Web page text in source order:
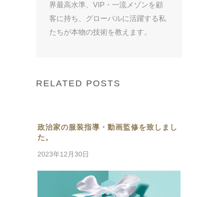
界最高水準、VIP・一流メゾンを顧
客に持ち、グローバルに活躍する私
たちが本物の技術を教えます。
RELATED POSTS
政治家の服装指導・動画監修を致しまし
た。
2023年12月30日